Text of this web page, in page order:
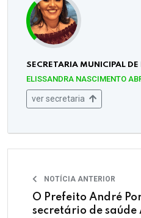
SECRETARIA MUNICIPAL
ELISSANDRA NASCIMENTO
ver secretaria
NOTÍCIA ANTERIOR
O Prefeito André
secretário de